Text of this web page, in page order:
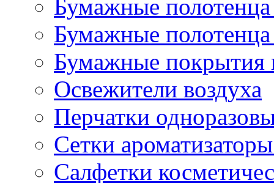
Бумажные полотенца
Бумажные полотенца
Бумажные покрытия
Освежители воздуха
Перчатки
Сетки
Салфетки